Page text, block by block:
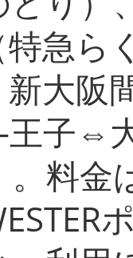
特急
大阪
子⇔
料金